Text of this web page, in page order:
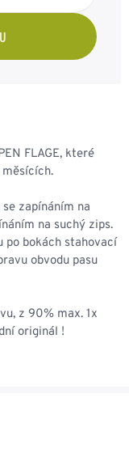
FLAGE, které
zapínáním na
na suchý zips.
po bokách stahovací
obvodu pasu
z 90% max. 1x
originál !